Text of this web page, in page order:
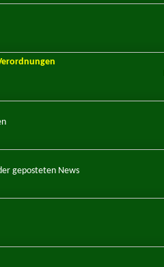
geposteten News